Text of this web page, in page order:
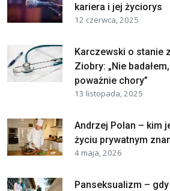
kariera i jej życiorys
12 czerwca, 2025
Karczewski o stanie
Ziobry: „Nie
poważnie chory”
13 listopada, 2025
Andrzej Polan – kim
życiu prywatnym
4 maja, 2026
Panseksualizm –